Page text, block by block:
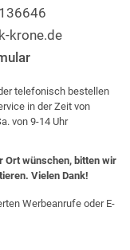
krone.de
telefonisch bestellen
in der Zeit von
von 9-14 Uhr
Ort wünschen, bitten wir
Vielen Dank!
Werbeanrufe oder E-